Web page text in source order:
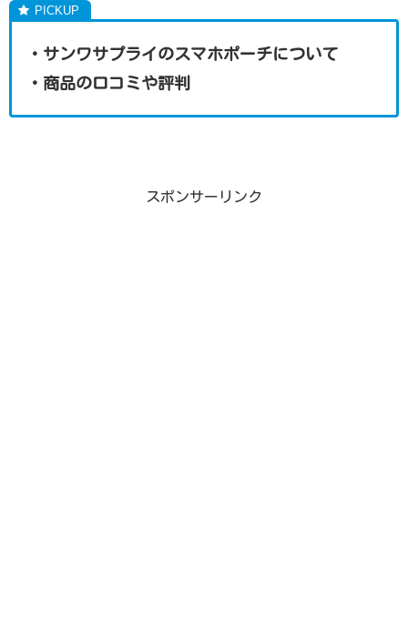
・サンワサプライのスマホポーチについて
・商品の口コミや評判
スポンサーリンク